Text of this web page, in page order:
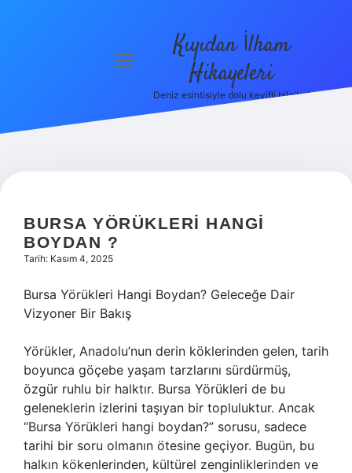
Hakkımızda
menüyü
Kıyıdan İlham
Hikayeleri
Deniz esintisiyle dolu keyifli bilgiler!
BURSA YÖRÜKLERI HANGI
BOYDAN ?
Tarih: Kasım 4, 2025
Bursa Yörükleri Hangi Boydan? Geleceğe Dair
Vizyoner Bir Bakış
Yörükler, Anadolu’nun derin köklerinden gelen, tarih
boyunca göçebe yaşam tarzlarını sürdürmüş,
özgür ruhlu bir halktır. Bursa Yörükleri de bu
geleneklerin izlerini taşıyan bir topluluktur. Ancak
“Bursa Yörükleri hangi boydan?” sorusu, sadece
tarihi bir soru olmanın ötesine geçiyor. Bugün, bu
halkın kökenlerinden, kültürel zenginliklerinden ve